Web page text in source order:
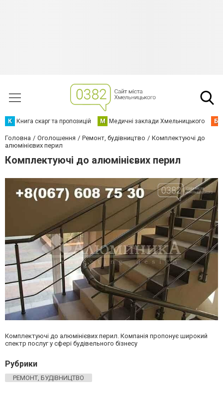
К Книга скарг та пропозицій М Медичні заклади Хмельницького Б
Головна Оголошення Ремонт, будівництво
Комплектуючі до
алюмінієвих перил
Комплектуючі до алюмінієвих перил
Комплектуючі до алюмінієвих перил. Компанія пропонує широкий
спектр послуг у сфері будівельного бізнесу
Рубрики
РЕМОНТ, БУДІВНИЦТВО